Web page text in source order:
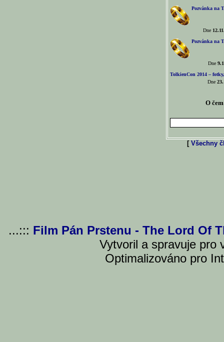
Pozvánka na
Dne
Pozvánka na
Dne
TolkienCon 2014 –
Dne
O
[ Všechny
...::: Film Pán Prstenu - The Lord Of
Vytvoril a spravuje pro
Optimalizováno pro